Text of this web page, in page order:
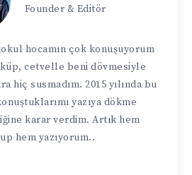
Founder & Editör
hocamın çok konuşuyorum
cetvelle beni dövmesiyle
hiç susmadım. 2015 yılında bu
yazıya dökme
karar verdim. Artık hem
hem yazıyorum..